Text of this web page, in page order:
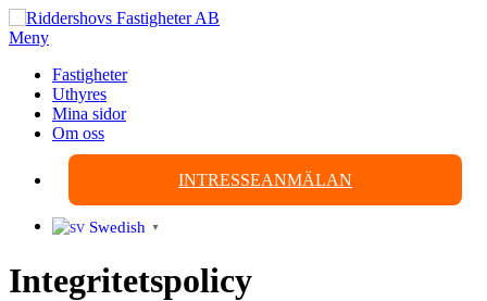
Hoppa
till
Meny
Fastigheter
Uthyres
Mina sidor
Om oss
INTRESSEANMÄLAN
Swedish ▼
Integritetspolicy